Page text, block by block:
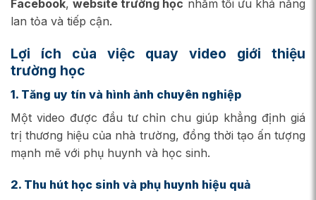
Facebook,website trường học nhằm tối ưu khả năng
lan tỏa và tiếp cận.
Lợi ích của việc quay video giới thiệu
trường học
1. Tăng uy tín và hình ảnh chuyên nghiệp
Một video được đầu tư chỉn chu giúp khẳng định giá
trị thương hiệu của nhà trường, đồng thời tạo ấn tượng
mạnh mẽ với phụ huynh và học sinh.
2. Thu hút học sinh và phụ huynh hiệu quả